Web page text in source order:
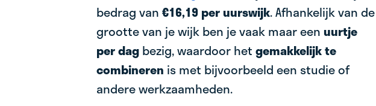
bedrag van €16,19 per uurswijk. Afhankelijk van de
grootte van je wijk ben je vaak maar een uurtje
per dag bezig, waardoor het gemakkelijk te
combineren is met bijvoorbeeld een studie of
andere werkzaamheden.